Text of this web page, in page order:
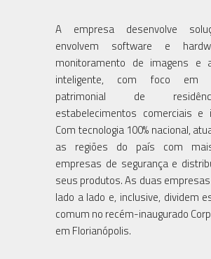
A empresa desenvolve
envolvem software e
monitoramento de imagens e
inteligente, com foco em
patrimonial de
estabelecimentos comerciais e
Com tecnologia 100% nacional,
as regiões do país com
empresas de segurança e
seus produtos. As duas
lado a lado e, inclusive, dividem
comum no recém-inaugurado
em Florianópolis.